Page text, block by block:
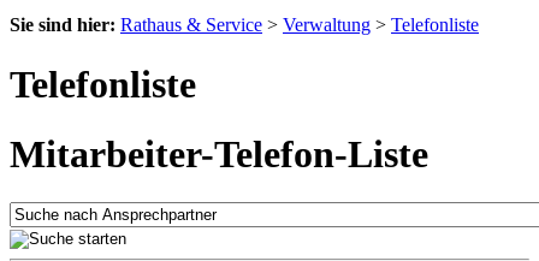
Sie sind hier: Rathaus & Service > Verwaltung > Telefonliste
Telefonliste
Mitarbeiter-Telefon-Liste